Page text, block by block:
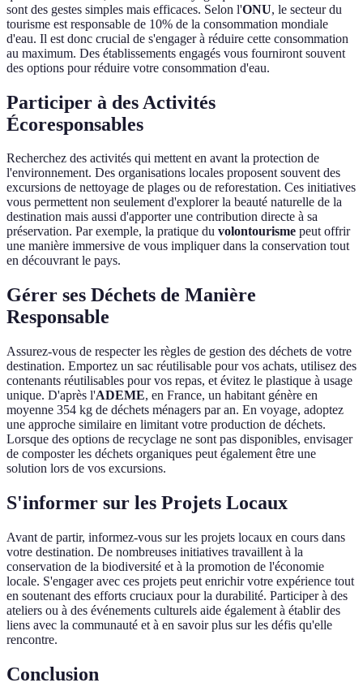
sont des gestes simples mais efficaces. Selon l'ONU, le secteur du
tourisme est responsable de 10% de la consommation mondiale
d'eau. Il est donc crucial de s'engager à réduire cette consommation
au maximum. Des établissements engagés vous fourniront souvent
des options pour réduire votre consommation d'eau.
Participer à des Activités
Écoresponsables
Recherchez des activités qui mettent en avant la protection de
l'environnement. Des organisations locales proposent souvent des
excursions de nettoyage de plages ou de reforestation. Ces initiatives
vous permettent non seulement d'explorer la beauté naturelle de la
destination mais aussi d'apporter une contribution directe à sa
préservation. Par exemple, la pratique du volontourisme peut offrir
une manière immersive de vous impliquer dans la conservation tout
en découvrant le pays.
Gérer ses Déchets de Manière
Responsable
Assurez-vous de respecter les règles de gestion des déchets de votre
destination. Emportez un sac réutilisable pour vos achats, utilisez des
contenants réutilisables pour vos repas, et évitez le plastique à usage
unique. D'après l'ADEME, en France, un habitant génère en
moyenne 354 kg de déchets ménagers par an. En voyage, adoptez
une approche similaire en limitant votre production de déchets.
Lorsque des options de recyclage ne sont pas disponibles, envisager
de composter les déchets organiques peut également être une
solution lors de vos excursions.
S'informer sur les Projets Locaux
Avant de partir, informez-vous sur les projets locaux en cours dans
votre destination. De nombreuses initiatives travaillent à la
conservation de la biodiversité et à la promotion de l'économie
locale. S'engager avec ces projets peut enrichir votre expérience tout
en soutenant des efforts cruciaux pour la durabilité. Participer à des
ateliers ou à des événements culturels aide également à établir des
liens avec la communauté et à en savoir plus sur les défis qu'elle
rencontre.
Conclusion